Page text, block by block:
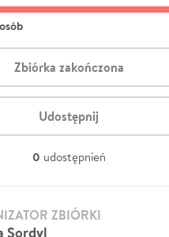
Zbiórka zakończona
Udostępnij
0 udostępnień
Sordyl
ZBIÓRKI